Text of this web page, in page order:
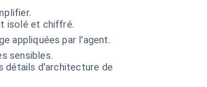
isolé et chiffré.
appliquées par l'agent.
sensibles.
détails d'architecture de